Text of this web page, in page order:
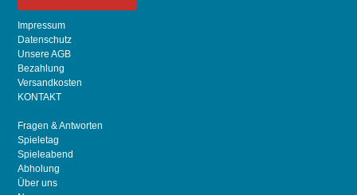
Impressum
Datenschutz
Unsere AGB
Bezahlung
Versandkosten
KONTAKT
Fragen & Antworten
Spieletag
Spieleabend
Abholung
Über uns